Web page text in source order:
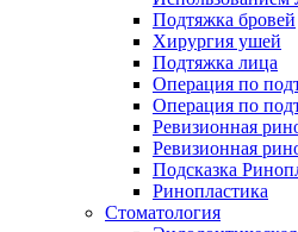
Подтяжка бровей
Хирургия ушей
Подтяжка лица
Операция по
Операция по
Ревизионная
Ревизионная
Подсказка
Ринопластика
Стоматология